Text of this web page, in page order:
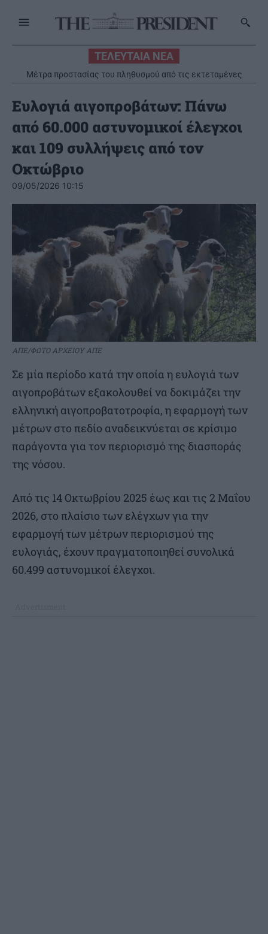
ΤΕΛΕΥΤΑΙΑ ΝΕΑ
Μέτρα προστασίας του πληθυσμού από τις εκτεταμένες
πυρκαγιές
Ευλογιά αιγοπροβάτων: Πάνω
από 60.000 αστυνομικοί έλεγχοι
και 109 συλλήψεις από τον
Οκτώβριο
09/05/2026 10:15
ΑΠΕ/ΦΩΤΟ ΑΡΧΕΙΟΥ ΑΠΕ
Σε μία περίοδο κατά την οποία η ευλογιά των
αιγοπροβάτων εξακολουθεί να δοκιμάζει την
ελληνική αιγοπροβατοτροφία, η εφαρμογή των
μέτρων στο πεδίο αναδεικνύεται σε κρίσιμο
παράγοντα για τον περιορισμό της διασποράς
της νόσου.
Από τις 14 Οκτωβρίου 2025 έως και τις 2 Μαΐου
2026, στο πλαίσιο των ελέγχων για την
εφαρμογή των μέτρων περιορισμού της
ευλογιάς, έχουν πραγματοποιηθεί συνολικά
60.499 αστυνομικοί έλεγχοι.